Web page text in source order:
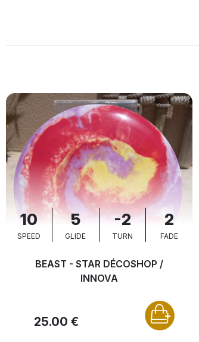
10
SPEED
5
GLIDE
-2
TURN
2
FADE
BEAST - STAR DÉCOSHOP /
INNOVA
25.00 €